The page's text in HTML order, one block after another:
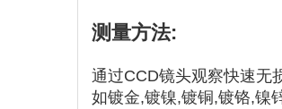
测量方法:
通过CCD镜头观察快速无
如镀金,镀镍,镀铜,镀铬,镍